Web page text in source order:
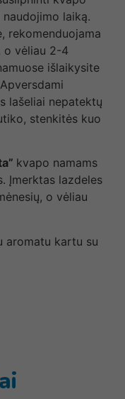
laiką.
rekomenduojama
o vėliau 2-4
išlaikysite
lašeliai nepatektų
stenkitės kuo
kvapo namams
Įmerktas lazdeles
o vėliau
aromatu kartu su